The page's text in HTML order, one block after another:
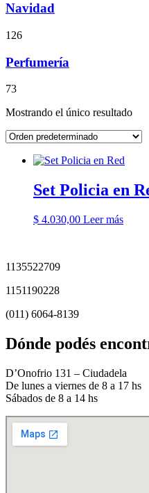
Navidad
126
Perfumería
73
Mostrando el único resultado
Set Policia en
$ 4.030,00 Leer más
1135522709
1151190228
(011) 6064-8139
Dónde podés
D’Onofrio 131 – Ciudadela
De lunes a viernes de 8 a 17 hs
Sábados de 8 a 14 hs